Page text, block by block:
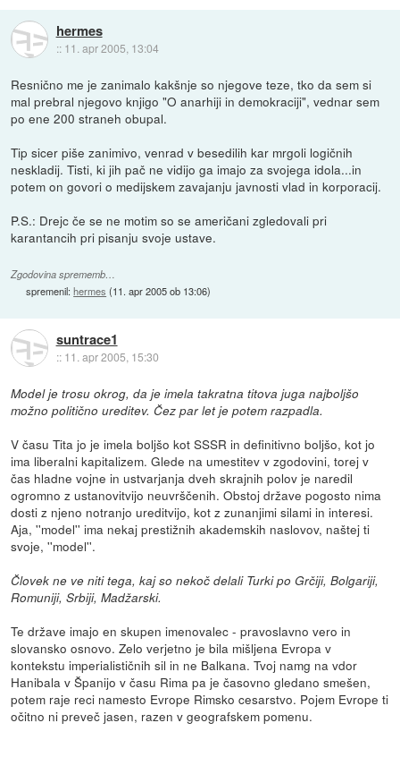
hermes
:: 11. apr 2005, 13:04
Resnično me je zanimalo kakšnje so njegove teze, tko da sem si
mal prebral njegovo knjigo "O anarhiji in demokraciji", vednar sem
po ene 200 straneh obupal.
Tip sicer piše zanimivo, venrad v besedilih kar mrgoli logičnih
neskladij. Tisti, ki jih pač ne vidijo ga imajo za svojega idola...in
potem on govori o medijskem zavajanju javnosti vlad in korporacij.
P.S.: Drejc če se ne motim so se američani zgledovali pri
karantancih pri pisanju svoje ustave.
Zgodovina sprememb…
spremenil:hermes (11. apr 2005 ob 13:06)
suntrace1
:: 11. apr 2005, 15:30
Model je trosu okrog, da je imela takratna titova juga najboljšo
možno politično ureditev. Čez par let je potem razpadla.
V času Tita jo je imela boljšo kot SSSR in definitivno boljšo, kot jo
ima liberalni kapitalizem. Glede na umestitev v zgodovini, torej v
čas hladne vojne in ustvarjanja dveh skrajnih polov je naredil
ogromno z ustanovitvijo neuvrščenih. Obstoj države pogosto nima
dosti z njeno notranjo ureditvijo, kot z zunanjimi silami in interesi.
Aja, ''model'' ima nekaj prestižnih akademskih naslovov, naštej ti
svoje, ''model''.
Človek ne ve niti tega, kaj so nekoč delali Turki po Grčiji, Bolgariji,
Romuniji, Srbiji, Madžarski.
Te države imajo en skupen imenovalec - pravoslavno vero in
slovansko osnovo. Zelo verjetno je bila mišljena Evropa v
kontekstu imperialističnih sil in ne Balkana. Tvoj namg na vdor
Hanibala v Španijo v času Rima pa je časovno gledano smešen,
potem raje reci namesto Evrope Rimsko cesarstvo. Pojem Evrope ti
očitno ni preveč jasen, razen v geografskem pomenu.